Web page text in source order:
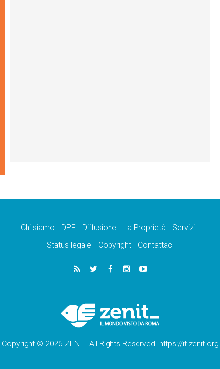
Chi siamo DPF Diffusione La Proprietà
Servizi
Status legale
Copyright Contattaci
Copyright © 2026 ZENIT. All Rights Reserved. https://it.zenit.org